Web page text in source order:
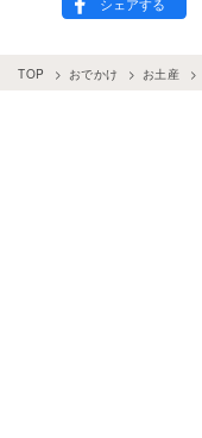
TOP おでかけ お土産